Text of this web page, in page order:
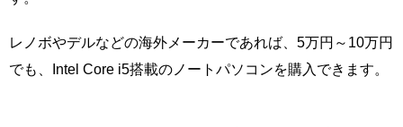
レノボやデルなどの海外メーカーであれば、5万円～10万円
でも、Intel Core i5搭載のノートパソコンを購入できます。